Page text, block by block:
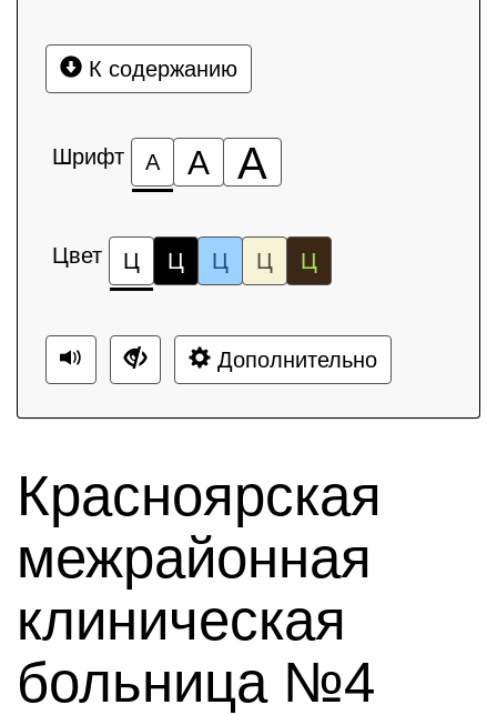
К содержанию
Шрифт А А А
Цвет Ц Ц Ц Ц Ц
Дополнительно
Красноярская
межрайонная
клиническая
больница №4